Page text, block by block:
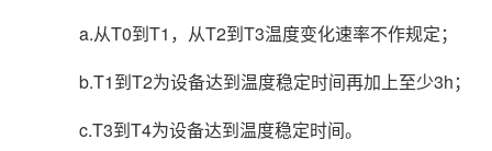
a.从T0到T1，从T2到T3温度变化速率不作规定；
b.T1到T2为设备达到温度稳定时间再加上至少3h；
c.T3到T4为设备达到温度稳定时间。